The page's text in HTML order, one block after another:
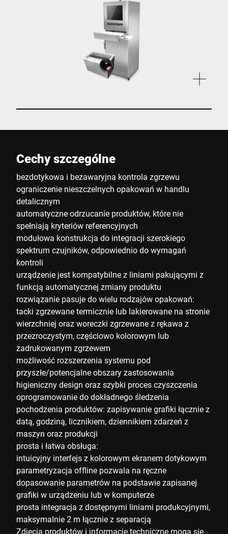
Cechy szczególne
bezdotykowa i bezawaryjna kontrola zgrzewu
ograniczenie nieszczelnych opakowań w handlu
detalicznym
automatyczne odrzucanie produktów, które nie
spełniają kryteriów referencyjnych
modułowa konstrukcja do integracji szerokiego
spektrum czujników, odpowiednio do wymagań
kontroli
urządzenie jest kompatybilne z liniami pakującymi z
funkcją automatycznej zmiany produktu
rozwiązanie pasuje do wielu rodzajów opakowań:
tacki zgrzewane termicznie lub lakierowane na stronie
wierzchniej oraz woreczki zgrzewane z rękawa z
przezroczystym, częściowo kolorowym lub
zadrukowanym zgrzewem
możliwość rozszerzenia systemu pod
przyszłe/potencjalne obszary zastosowania
higieniczny design oraz szybki proces czyszczenia
oprogramowanie do dokładnego śledzenia
pochodzenia produktów: zapisywanie grafiki łącznie z
datą, godziną, licznikiem, dziennikiem zdarzeń z
maszyn oraz produkcji
prosta i łatwa obsługa:
intuicyjny interfejs z kolorowym ekranem dotykowym
parametryzacja offline pozwala na ręczne
dopasowanie parametrów na podstawie zapisanej
grafiki w urządzeniu lub w komputerze
prosta integracja z dostępnymi liniami produkcyjnymi,
maksymalnie 2 m łącznie z separacją
Zdjęcia produktów i informacje techniczne mogą się